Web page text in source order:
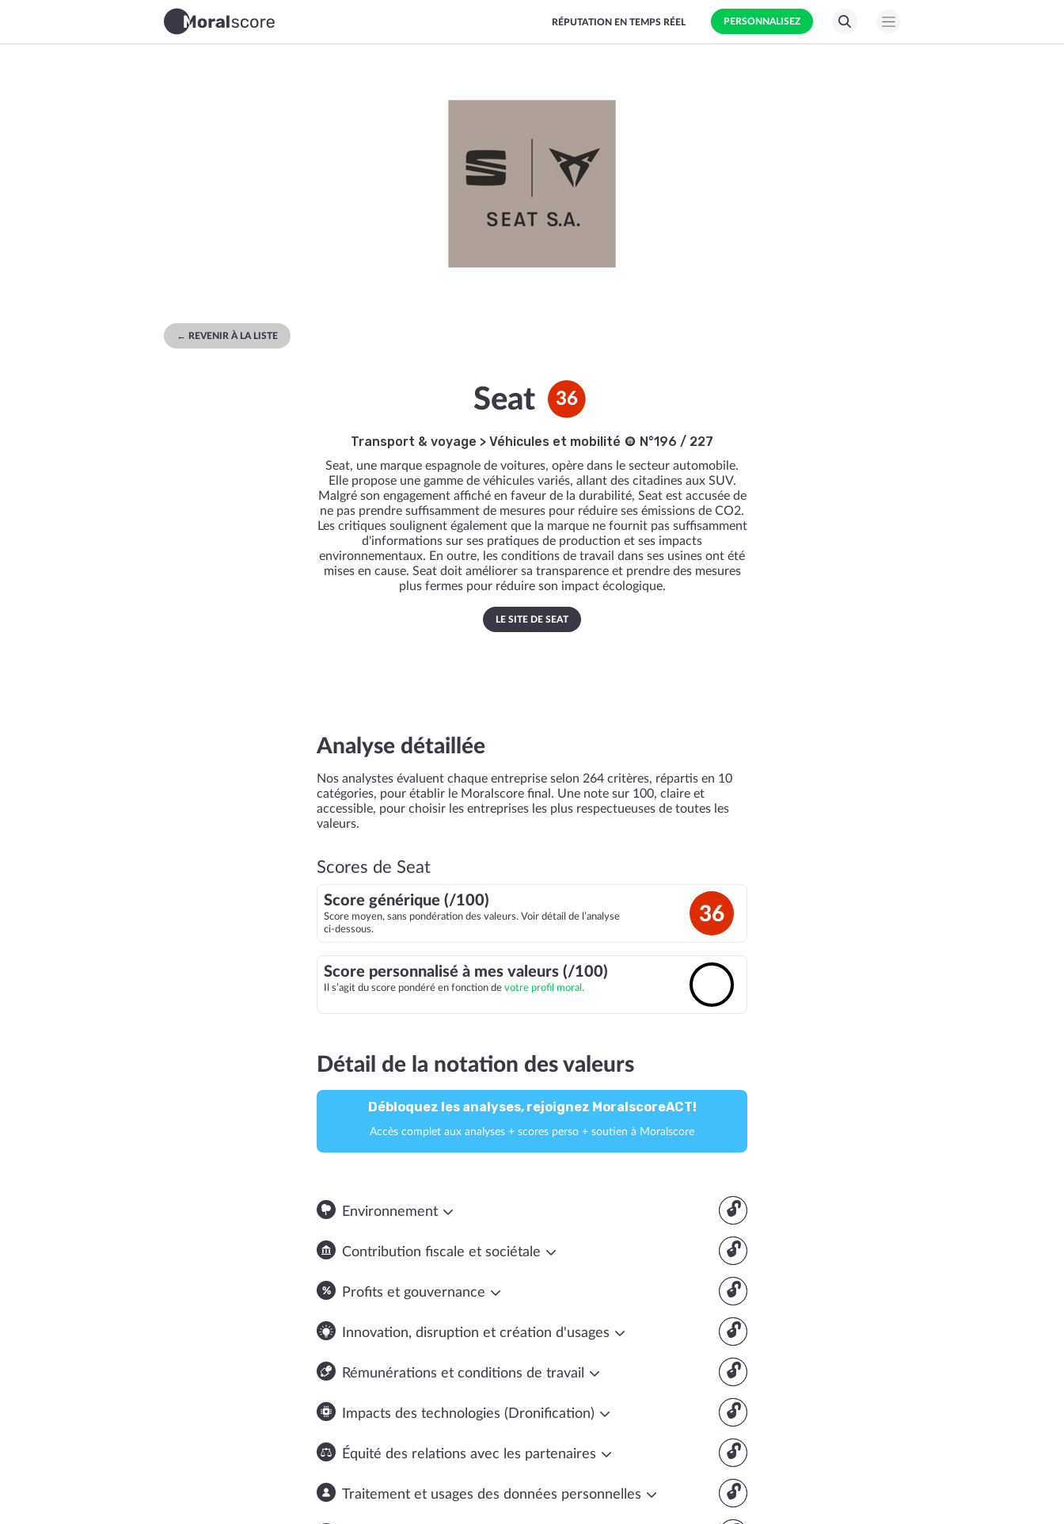
PERSONNALISEZ
RÉPUTATION EN TEMPS RÉEL
← REVENIR À LA LISTE
Seat 36
Transport & voyage > Véhicules et mobilité N°196 / 227
Seat, une marque espagnole de voitures, opère dans le secteur automobile.
Elle propose une gamme de véhicules variés, allant des citadines aux SUV.
Malgré son engagement affiché en faveur de la durabilité, Seat est accusée de
ne pas prendre suffisamment de mesures pour réduire ses émissions de CO2.
Les critiques soulignent également que la marque ne fournit pas suffisamment
d'informations sur ses pratiques de production et ses impacts
environnementaux. En outre, les conditions de travail dans ses usines ont été
mises en cause. Seat doit améliorer sa transparence et prendre des mesures
plus fermes pour réduire son impact écologique.
LE SITE DE SEAT
Analyse détaillée
Nos analystes évaluent chaque entreprise selon 264 critères, répartis en 10
catégories, pour établir le Moralscore final. Une note sur 100, claire et
accessible, pour choisir les entreprises les plus respectueuses de toutes les
valeurs.
Scores de Seat
Score générique (/100)
Score moyen, sans pondération des valeurs. Voir détail de l’analyse
ci-dessous.
36
Score personnalisé à mes valeurs (/100)
Il s’agit du score pondéré en fonction de votre profil moral.
Détail de la notation des valeurs
Débloquez les analyses, rejoignez MoralscoreACT!
Accès complet aux analyses + scores perso + soutien à Moralscore
🔓
Environnement
🔓
Contribution fiscale et sociétale
🔓
Profits et gouvernance
🔓
Innovation, disruption et création d'usages
🔓
Rémunérations et conditions de travail
🔓
Impacts des technologies (Dronification)
🔓
Équité des relations avec les partenaires
🔓
Traitement et usages des données personnelles